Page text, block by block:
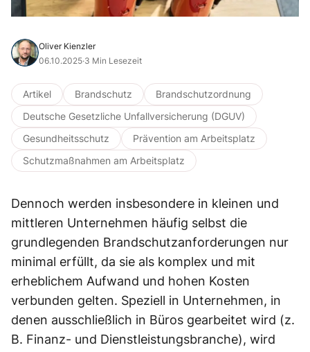
Oliver Kienzler
06.10.2025·3 Min Lesezeit
Artikel Brandschutz
Brandschutzordnung
Deutsche Gesetzliche Unfallversicherung (DGUV)
Gesundheitsschutz
Prävention am Arbeitsplatz
Schutzmaßnahmen am Arbeitsplatz
Dennoch werden insbesondere in kleinen und
mittleren Unternehmen häufig selbst die
grundlegenden Brandschutzanforderungen nur
minimal erfüllt, da sie als komplex und mit
erheblichem Aufwand und hohen Kosten
verbunden gelten. Speziell in Unternehmen, in
denen ausschließlich in Büros gearbeitet wird (z.
B. Finanz- und Dienstleistungsbranche), wird